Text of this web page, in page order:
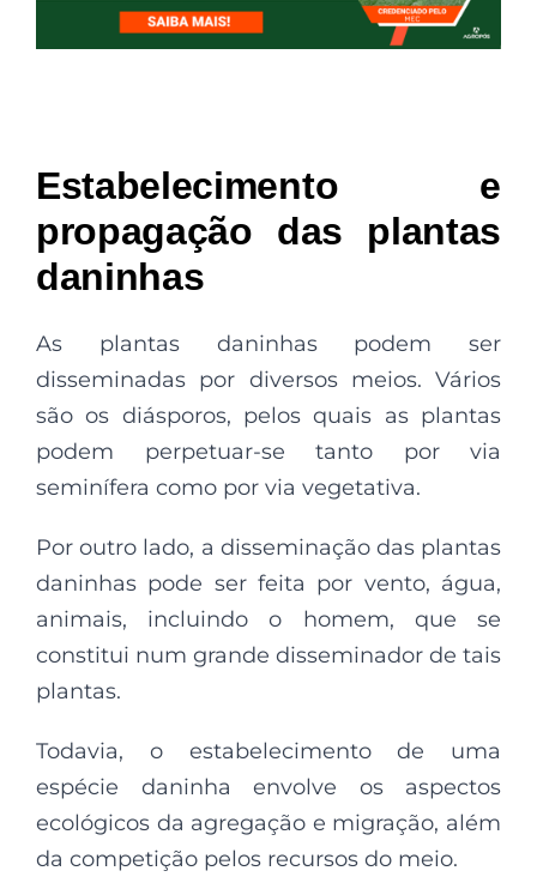
Estabelecimento e
propagação das plantas
daninhas
As plantas daninhas podem ser
disseminadas por diversos meios. Vários
são os diásporos, pelos quais as plantas
podem perpetuar-se tanto por via
seminífera como por via vegetativa.
Por outro lado, a disseminação das plantas
daninhas pode ser feita por vento, água,
animais, incluindo o homem, que se
constitui num grande disseminador de tais
plantas.
Todavia, o estabelecimento de uma
espécie daninha envolve os aspectos
ecológicos da agregação e migração, além
da competição pelos recursos do meio.